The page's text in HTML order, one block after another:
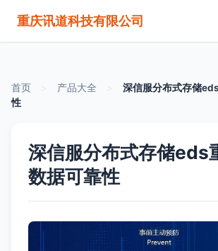
重庆讯道科技有限公司
首页 产品大全
深信服分布式存储
性
深信服分布式存储eds
数据可靠性